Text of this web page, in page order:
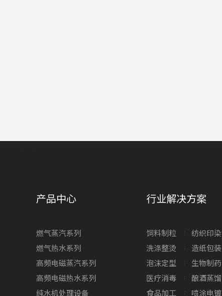
产品中心
燃气蒸汽系列
燃气热水系列
高频电磁蒸汽系列
高频电磁热水系列
纯水机处理设备
行业解决方案
饲料制粒
纺织印染
洗涤整烫
造纸包装
泡沫定型
生物制药
医疗消毒
酿酒蒸馏
食品加工
喷涂电镀